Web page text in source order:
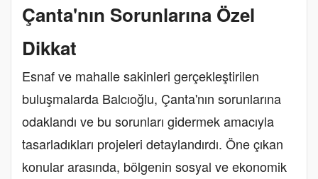
Çanta'nın Sorunlarına Özel
Dikkat
Esnaf ve mahalle sakinleri gerçekleştirilen
buluşmalarda Balcıoğlu, Çanta'nın sorunlarına
odaklandı ve bu sorunları gidermek amacıyla
tasarladıkları projeleri detaylandırdı. Öne çıkan
konular arasında, bölgenin sosyal ve ekonomik